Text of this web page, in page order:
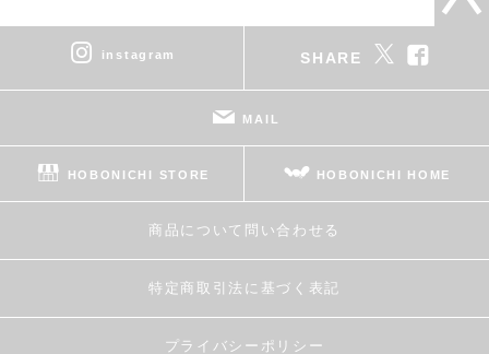
instagram SHARE
MAIL
HOBONICHI STORE HOBONICHI HOME
商品について問い合わせる
特定商取引法に基づく表記
プライバシーポリシー